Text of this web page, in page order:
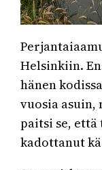
Helsinkiin.
hänen
vuosia
paitsi se,
kadottanut